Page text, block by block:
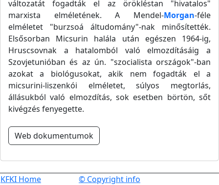
változatát fogadták el az örökléstan "hivatalos"
marxista elméletének. A Mendel-Morgan-féle
elméletet "burzsoá áltudomány"-nak minősítették.
Elsősorban Micsurin halála után egészen 1964-ig,
Hruscsovnak a hatalomból való elmozdításáig a
Szovjetunióban és az ún. "szocialista országok"-ban
azokat a biológusokat, akik nem fogadták el a
micsurini-liszenkói elméletet, súlyos megtorlás,
állásukból való elmozdítás, sok esetben börtön, sőt
kivégzés fenyegette.
Web dokumentumok
KFKI Home
© Copyright info